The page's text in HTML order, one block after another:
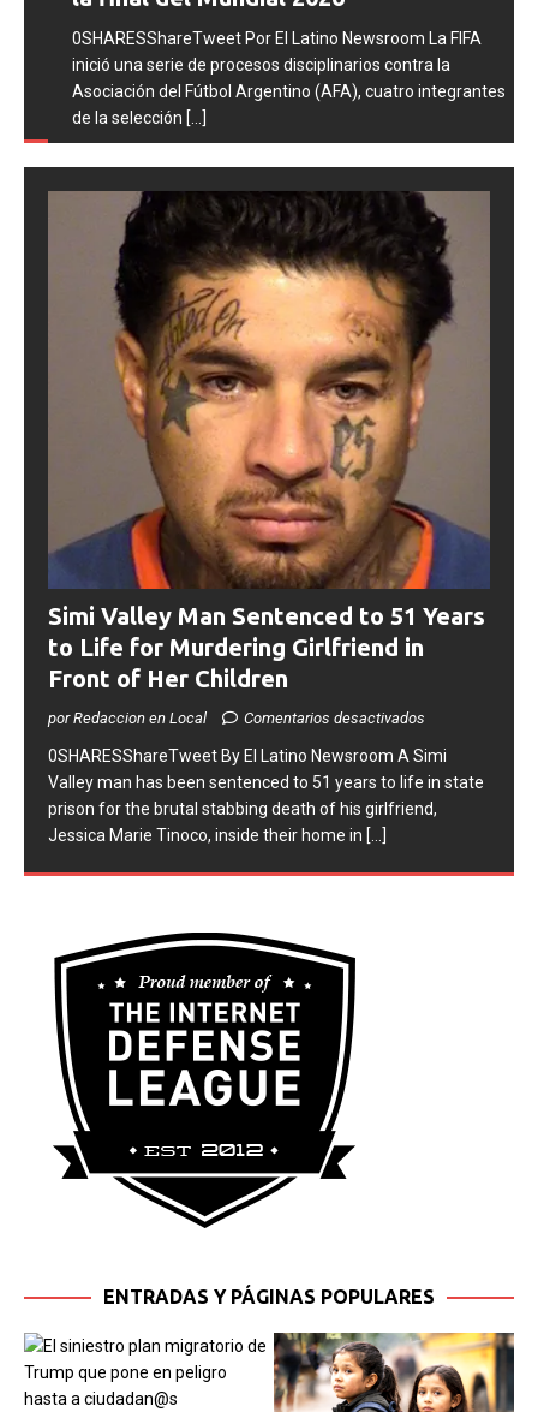
0SHARESShareTweet Por El Latino Newsroom La FIFA
inició una serie de procesos disciplinarios contra la
Asociación del Fútbol Argentino (AFA), cuatro integrantes
de la selección[...]
Simi Valley Man Sentenced to 51 Years
to Life for Murdering Girlfriend in
Front of Her Children
0SHARESShareTweet ​By El Latino Newsroom ​A Simi
Valley man has been sentenced to 51 years to life in state
prison for the brutal stabbing death of his girlfriend,
[...]